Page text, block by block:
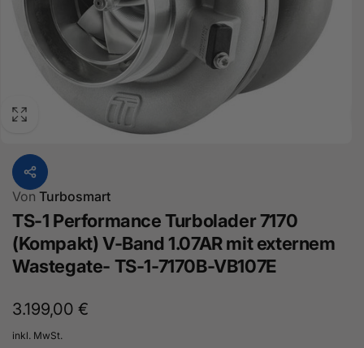
Von Turbosmart
TS-1 Performance Turbolader 7170
(Kompakt) V-Band 1.07AR mit externem
Wastegate- TS-1-7170B-VB107E
Normaler
Preis
3.199,00 €
inkl. MwSt.